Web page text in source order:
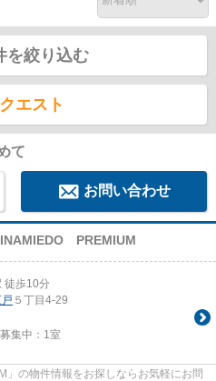
を絞り込む
エスト
て
お問い合わせ
PREMIUM
徒歩10分
５丁目4-29
集中： 1室
の物件情報をお探しならお気軽にお問